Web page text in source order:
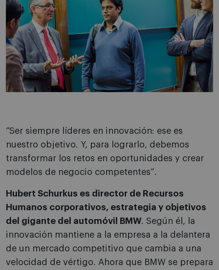
“Ser siempre líderes en innovación: ese es
nuestro objetivo. Y, para lograrlo, debemos
transformar los retos en oportunidades y crear
modelos de negocio competentes”.
Hubert Schurkus es director de Recursos
Humanos corporativos, estrategia y objetivos
del gigante del automóvil BMW. Según él, la
innovación mantiene a la empresa a la delantera
de un mercado competitivo que cambia a una
velocidad de vértigo. Ahora que BMW se prepara